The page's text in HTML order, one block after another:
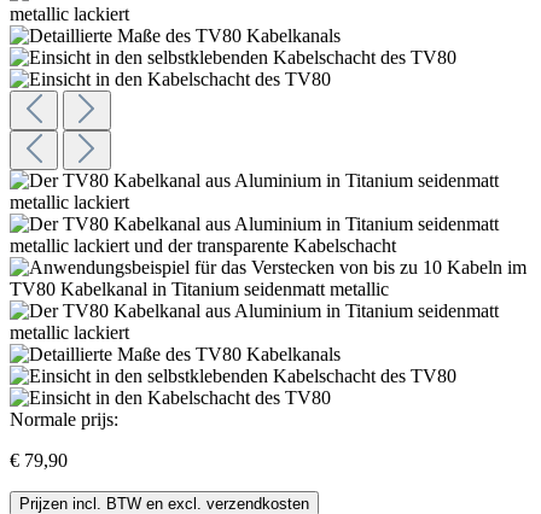
Normale prijs:
€ 79,90
Prijzen incl. BTW en excl. verzendkosten